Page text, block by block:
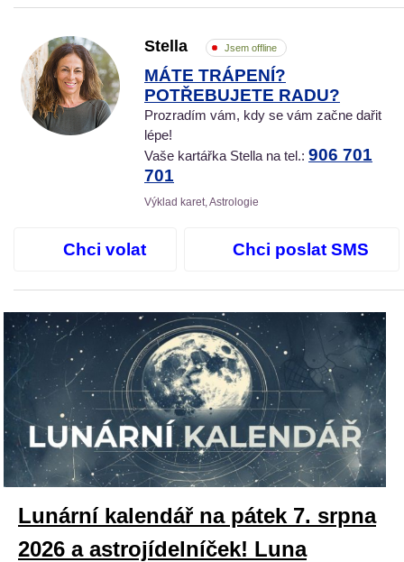
Stella Jsem offline
MÁTE TRÁPENÍ?
POTŘEBUJETE RADU?
Prozradím vám, kdy se vám začne dařit
lépe!
Vaše kartářka Stella na tel.: 906 701
701
Výklad karet, Astrologie
Chci volat Chci poslat SMS
Lunární kalendář na pátek 7. srpna
2026 a astrojídelníček! Luna